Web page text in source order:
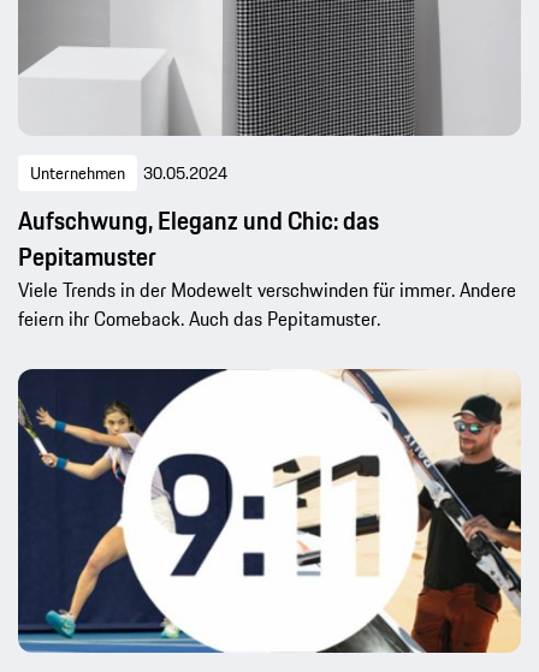
Unternehmen 30.05.2024
Aufschwung, Eleganz und Chic: das
Pepitamuster
Viele Trends in der Modewelt verschwinden für immer. Andere
feiern ihr Comeback. Auch das Pepitamuster.